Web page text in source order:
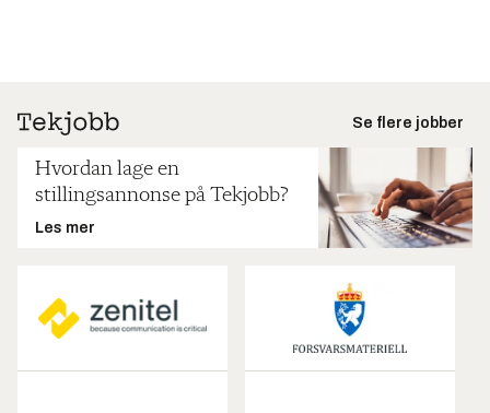
Se flere jobber
Hvordan lage en
stillingsannonse på Tekjobb?
Les mer